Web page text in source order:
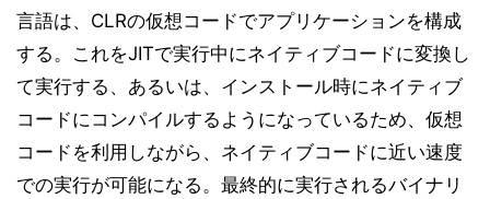
言語は、CLRの仮想コードでアプリケーションを構成
する。これをJITで実行中にネイティブコードに変換し
て実行する、あるいは、インストール時にネイティブ
コードにコンパイルするようになっているため、仮想
コードを利用しながら、ネイティブコードに近い速度
での実行が可能になる。最終的に実行されるバイナリ